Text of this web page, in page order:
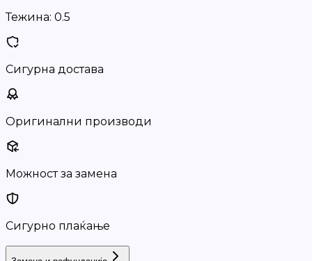
Тежина: 0.5
Сигурна достава
Оригинални производи
Можност за замена
Сигурно плаќање